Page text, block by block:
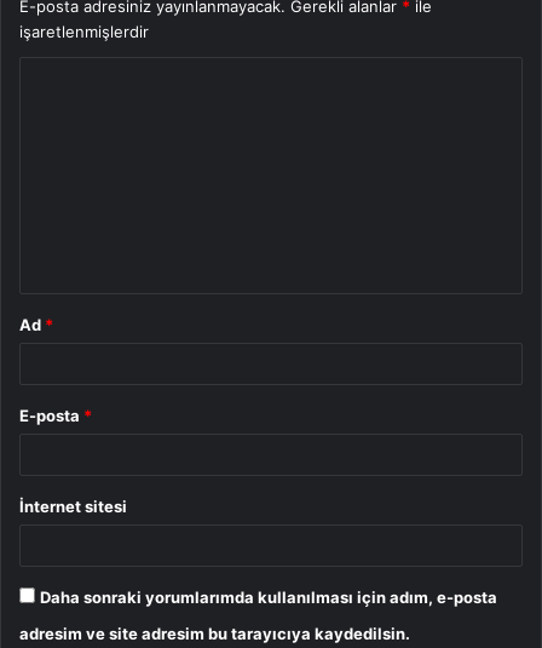
E-posta adresiniz yayınlanmayacak. Gerekli alanlar * ile
işaretlenmişlerdir
Ad *
E-posta *
İnternet sitesi
Daha sonraki yorumlarımda kullanılması için adım, e-posta
adresim ve site adresim bu tarayıcıya kaydedilsin.